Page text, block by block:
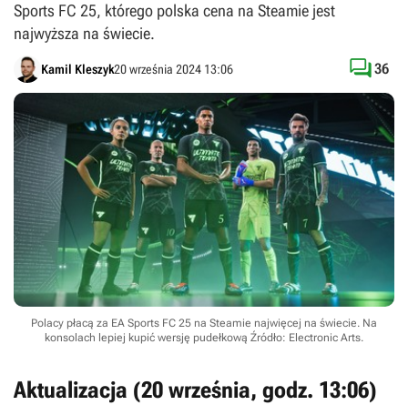
Sports FC 25, którego polska cena na Steamie jest
najwyższa na świecie.
Kamil Kleszyk20 września 2024 13:06 36
Polacy płacą za EA Sports FC 25 na Steamie najwięcej na świecie. Na
konsolach lepiej kupić wersję pudełkową Źródło: Electronic Arts.
Aktualizacja (20 września, godz. 13:06)